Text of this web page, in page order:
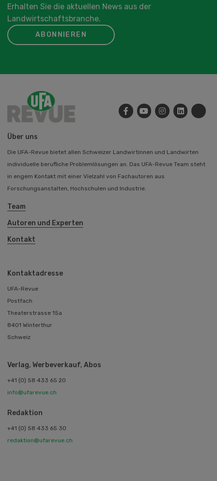
Erhalten Sie die aktuellen News aus der
Landwirtschaftsbranche.
ABONNIEREN
Über uns
Die UFA-Revue bietet allen Schweizer Landwirtinnen und Landwirten
individuelle berufliche Problemlösungen an. Das UFA-Revue Team steht
in engem Kontakt mit einer Vielzahl von Fachautoren aus
Forschungsanstalten, Hochschulen und Industrie.
Team
Autoren und Experten
Kontakt
Kontaktadresse
UFA-Revue
Postfach
Theaterstrasse 15a
8401 Winterthur
Schweiz
Verlag, Werbeverkauf, Abos
+41 (0) 58 433 65 20
info@ufarevue.ch
Redaktion
+41 (0) 58 433 65 30
redaktion@ufarevue.ch